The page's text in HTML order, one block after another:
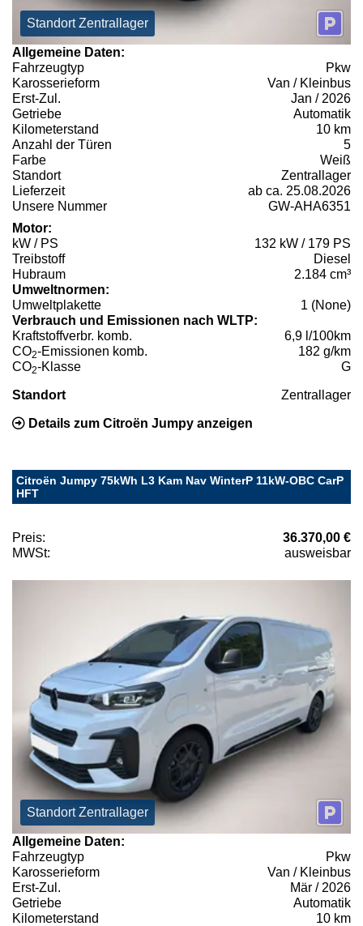
Standort Zentrallager
Allgemeine Daten:
Fahrzeugtyp
Pkw
Karosserieform
Van / Kleinbus
Erst-Zul.
Jan / 2026
Getriebe
Automatik
Kilometerstand
10 km
Anzahl der Türen
5
Farbe
Weiß
Standort
Zentrallager
Lieferzeit
ab ca. 25.08.2026
Unsere Nummer
GW-AHA6351
Motor:
kW / PS
132 kW / 179 PS
Treibstoff
Diesel
Hubraum
2.184 cm³
Umweltnormen:
Umweltplakette
1 (None)
Verbrauch und Emissionen nach WLTP:
Kraftstoffverbr. komb.
6,9 l/100km
CO2-Emissionen komb.
182 g/km
CO2-Klasse G
Standort Zentrallager
Details zum Citroën Jumpy anzeigen
Citroën Jumpy 75kWh L3 Kam Nav WinterP 11kW-OBC CarP
HFT
Preis:
36.370,00 €
MWSt:
ausweisbar
Standort Zentrallager
Allgemeine Daten:
Fahrzeugtyp
Pkw
Karosserieform
Van / Kleinbus
Erst-Zul.
Mär / 2026
Getriebe
Automatik
Kilometerstand
10 km